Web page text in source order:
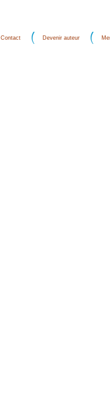
Contact Devenir auteur